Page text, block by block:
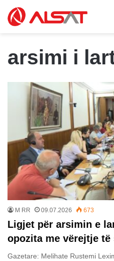
arsimi i
M RR 09.07.2026 673
Ligjet për arsimin e
opozita me vërejtje të
Gazetare: Melihate Rustemi